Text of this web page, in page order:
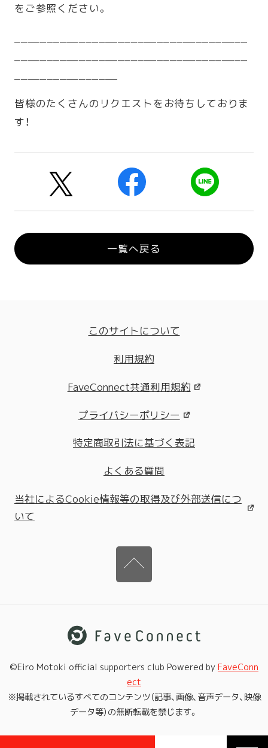
をご参照ください。
皆様のたくさんのリクエストをお待ちしておりま
す！
一覧へ戻る
このサイトについて
利用規約
FaveConnect共通利用規約
プライバシーポリシー
特定商取引法に基づく表記
よくある質問
当社によるCookie情報等の取得及び外部送信につ
いて
©Eiro Motoki official supporters club Powered by FaveConn
ect
※掲載されているすべてのコンテンツ（記事、画像、音声データ、映像
データ等）の無断転載を禁じます。